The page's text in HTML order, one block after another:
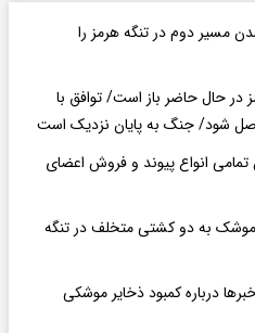
مسیر دوم در تنگه هرمز را
در حال حاضر باز است/ توافق با
شود/ جنگ به پایان نزدیک است
تمامی انواع پیوند و فروش اعضای
موشک به دو کشتی متخلف در تنگه
درباره کمبود ذخایر موشکی